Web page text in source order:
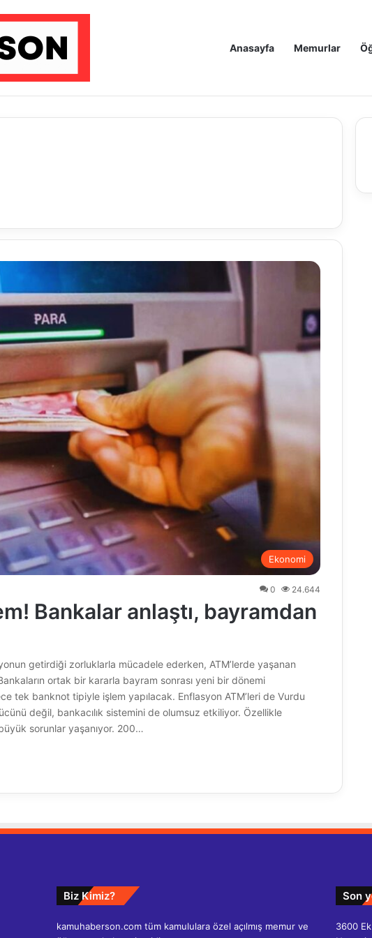
Anasayfa Memurlar
Ekonomi
0 24.644
Bankalar anlaştı, bayramdan
getirdiği zorluklarla mücadele ederken, ATM’lerde yaşanan
Bankaların ortak bir kararla bayram sonrası yeni bir dönemi
tek banknot tipiyle işlem yapılacak. Enflasyon ATM’leri de Vurdu
değil, bankacılık sistemini de olumsuz etkiliyor. Özellikle
sorunlar yaşanıyor. 200…
Biz Kimiz?
kamuhaberson.com tüm kamululara özel açılmış memur ve
Son
3600